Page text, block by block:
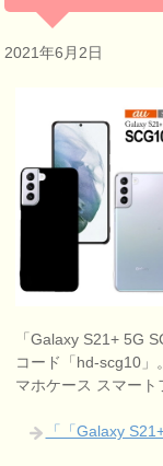
2021年6月2日
「Galaxy S21+ 5G
コード「hd-scg10」
マホケース スマート
「「Galaxy